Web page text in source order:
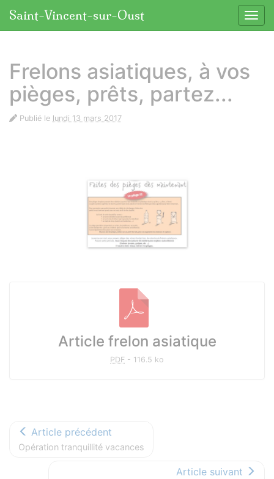
Saint-Vincent-sur-Oust
Frelons asiatiques, à vos
pièges, prêts, partez...
Publié le lundi 13 mars 2017
Documents à télécharger
Article frelon asiatique
PDF - 116.5 ko
Article précédent
Opération tranquillité vacances
Article suivant
Panneau de gestion des cookies